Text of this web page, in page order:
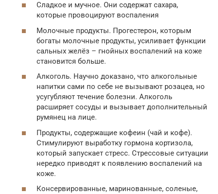
Сладкое и мучное. Они содержат сахара,
которые провоцируют воспаления
Молочные продукты. Прогестерон, которым
богаты молочные продукты, усиливает функции
сальных желёз – гнойных воспалений на коже
становится больше.
Алкоголь. Научно доказано, что алкогольные
напитки сами по себе не вызывают розацеа, но
усугубляют течение болезни. Алкоголь
расширяет сосуды и вызывает дополнительный
румянец на лице.
Продукты, содержащие кофеин (чай и кофе).
Стимулируют выработку гормона кортизола,
который запускает стресс. Стрессовые ситуации
нередко приводят к появлению воспалений на
коже.
Консервированные, маринованные, соленые,